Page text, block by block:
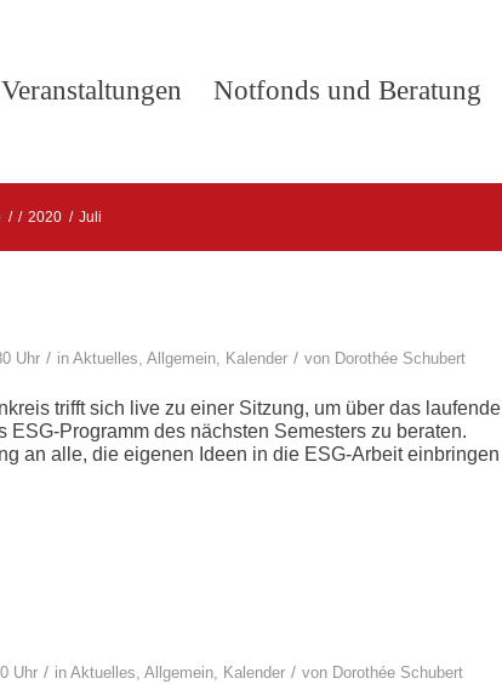
Veranstaltungen Notfonds und Beratung
/ / 2020 / Juli
Uhr / in Aktuelles, Allgemein, Kalender / von Dorothée Schubert
trifft sich live zu einer Sitzung, um über das laufende
ESG-Programm des nächsten Semesters zu beraten.
an alle, die eigenen Ideen in die ESG-Arbeit einbringen
Uhr / in Aktuelles, Allgemein, Kalender / von Dorothée Schubert